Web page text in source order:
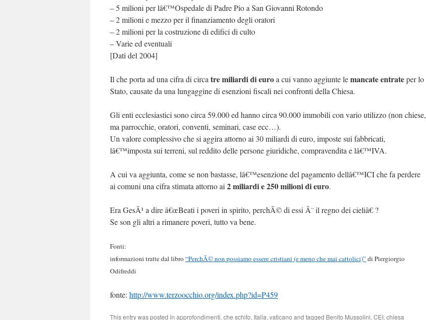
– 5 milioni per lâ€™Ospedale di Padre Pio a San Giovanni Rotondo
– 2 milioni e mezzo per il finanziamento degli oratori
– 2 milioni per la costruzione di edifici di culto
– Varie ed eventuali
[Dati del 2004]
Il che porta ad una cifra di circa tre miliardi di euroa cui vanno aggiunte lemancate entrateper lo
Stato, causate da una lungaggine di esenzioni fiscali nei confronti della Chiesa.
Gli enti ecclesiastici sono circa 59.000 ed hanno circa 90.000 immobili con vario utilizzo (non chiese,
ma parrocchie, oratori, conventi, seminari, case ecc…).
Un valore complessivo che si aggira attorno ai 30 miliardi di euro, imposte sui fabbricati,
lâ€™imposta sui terreni, sul reddito delle persone giuridiche, compravendita e lâ€™IVA.
A cui va aggiunta, come se non bastasse, lâ€™esenzione del pagamento dellâ€™ICI che fa perdere
ai comuni una cifra stimata attorno ai 2 miliardi e 250 milioni di euro.
Era GesÃ¹ a dire â€œBeati i poveri in spirito, perchÃ© di essi Ã¨ il regno dei cieliâ€ ?
Se son gli altri a rimanere poveri, tutto va bene.
Fonti:
informazioni tratte dal libro“PerchÃ© non possiamo essere cristiani (e meno che mai cattolici)”di Piergiorgio
Odifreddi
fonte: http://www.terzoocchio.org/index.php?id=P459
This entry was posted in approfondimenti, che schifo, Italia, vaticano and tagged Benito Mussolini, CEI, chiesa